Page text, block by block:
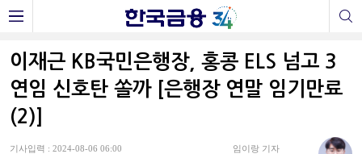
이재근 KB국민은행장, 홍콩 ELS 넘고 3
연임 신호탄 쏠까 [은행장 연말 임기만료
(2)]
기사입력 : 2024-08-06 06:00
임이랑 기자